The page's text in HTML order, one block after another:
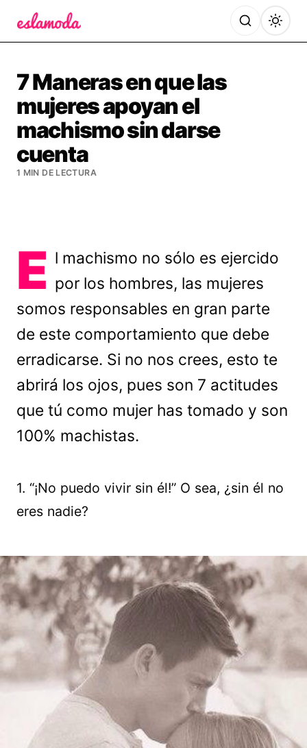
7 Maneras en que las
mujeres apoyan el
machismo sin darse
cuenta
1 MIN DE LECTURA
E l machismo no sólo es ejercido
por los hombres, las mujeres
somos responsables en gran parte
de este comportamiento que debe
erradicarse. Si no nos crees, esto te
abrirá los ojos, pues son 7 actitudes
que tú como mujer has tomado y son
100% machistas.
1. “¡No puedo vivir sin él!” O sea, ¿sin él no
eres nadie?